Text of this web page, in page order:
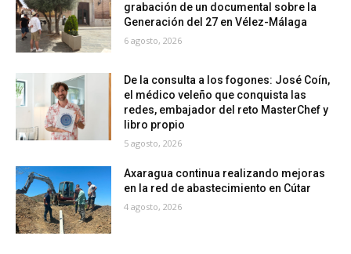
grabación de un documental sobre la
Generación del 27 en Vélez-Málaga
6 agosto, 2026
De la consulta a los fogones: José Coín,
el médico veleño que conquista las
redes, embajador del reto MasterChef y
libro propio
5 agosto, 2026
Axaragua continua realizando mejoras
en la red de abastecimiento en Cútar
4 agosto, 2026